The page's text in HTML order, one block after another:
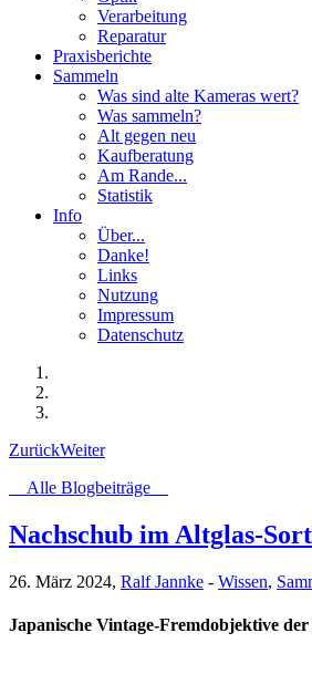
Verarbeitung
Reparatur
Praxisberichte
Sammeln
Was sind alte Kameras wert?
Was sammeln?
Alt gegen neu
Kaufberatung
Am Rande...
Statistik
Info
Über...
Danke!
Links
Nutzung
Impressum
Datenschutz
ZurückWeiter
Alle Blogbeiträge
Nachschub im Altglas-
26. März 2024, Ralf Jannke - Wissen,
Japanische Vintage-Fremdobjektive